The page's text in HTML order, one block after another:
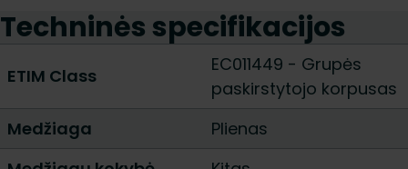
Techninės specifikacijos
ETIM Class
EC011449 - Grupės
paskirstytojo korpusas
Medžiaga
Plienas